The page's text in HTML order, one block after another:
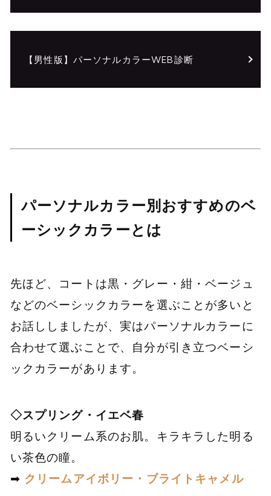
【男性版】パーソナルカラーWEB診断
パーソナルカラー別おすすめのベ
ーシックカラーとは
先ほど、コートは黒・グレー・紺・ベージュ
などのベーシックカラーを選ぶことが多いと
お話ししましたが、実はパーソナルカラーに
合わせて選ぶことで、自分が引き立つベーシ
ックカラーがあります。
◇スプリング・イエベ春
明るいクリーム系のお肌。キラキラした明る
い茶色の瞳。
➡ クリームアイボリー・ブライトキャメル